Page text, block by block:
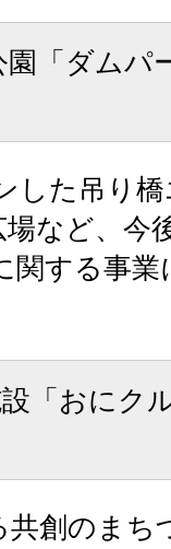
「ダムパ
した吊り
など、今
関する事業
「おにク
共創のまち